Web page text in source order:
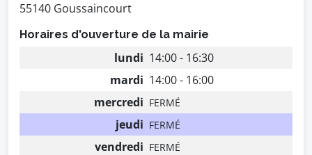
55140 Goussaincourt
Horaires d'ouverture de la mairie
lundi 14:00 - 16:30
mardi 14:00 - 16:00
mercredi FERMÉ
jeudi FERMÉ
vendredi FERMÉ